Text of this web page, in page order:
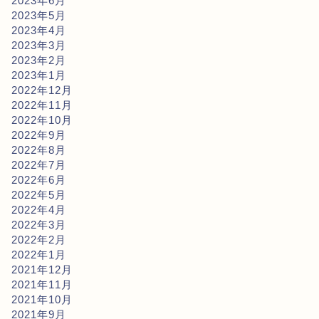
2023年5月
2023年4月
2023年3月
2023年2月
2023年1月
2022年12月
2022年11月
2022年10月
2022年9月
2022年8月
2022年7月
2022年6月
2022年5月
2022年4月
2022年3月
2022年2月
2022年1月
2021年12月
2021年11月
2021年10月
2021年9月